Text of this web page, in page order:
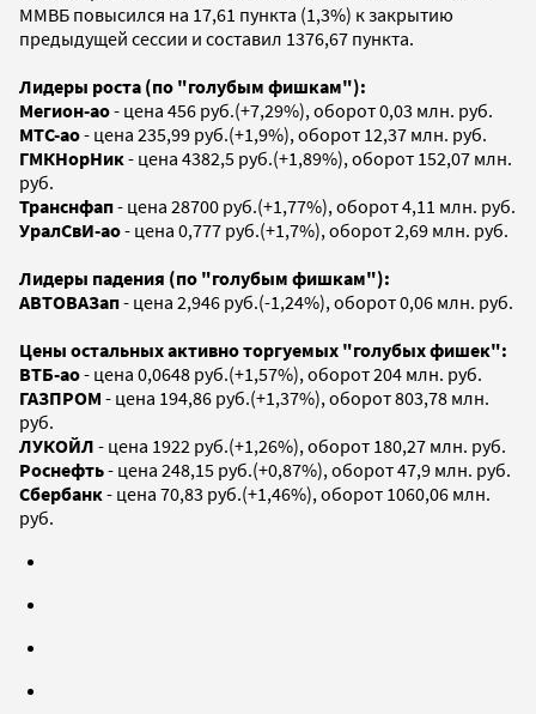
ММВБ повысился на 17,61 пункта (1,3%) к закрытию
предыдущей сессии и составил 1376,67 пункта.
Лидеры роста (по "голубым фишкам"):
Мегион-ао- цена 456 руб.(+7,29%), оборот 0,03 млн. руб.
МТС-ао- цена 235,99 руб.(+1,9%), оборот 12,37 млн. руб.
ГМКНорНик - цена 4382,5 руб.(+1,89%), оборот 152,07 млн.
руб.
Транснфап- цена 28700 руб.(+1,77%), оборот 4,11 млн. руб.
УралСвИ-ао- цена 0,777 руб.(+1,7%), оборот 2,69 млн. руб.
Лидеры падения (по "голубым фишкам"):
АВТОВАЗап- цена 2,946 руб.(-1,24%), оборот 0,06 млн. руб.
Цены остальных активно торгуемых "голубых фишек":
ВТБ-ао- цена 0,0648 руб.(+1,57%), оборот 204 млн. руб.
ГАЗПРОМ - цена 194,86 руб.(+1,37%), оборот 803,78 млн.
руб.
ЛУКОЙЛ - цена 1922 руб.(+1,26%), оборот 180,27 млн. руб.
Роснефть- цена 248,15 руб.(+0,87%), оборот 47,9 млн. руб.
Сбербанк - цена 70,83 руб.(+1,46%), оборот 1060,06 млн.
руб.